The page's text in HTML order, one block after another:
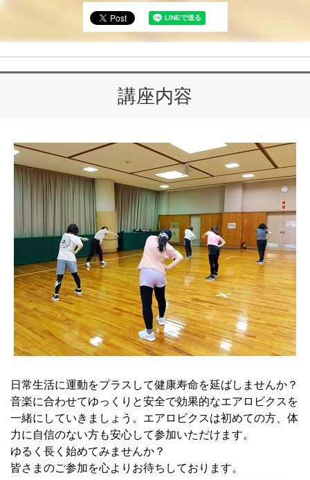
講座内容
日常生活に運動をプラスして健康寿命を延ばしませんか？
音楽に合わせてゆっくりと安全で効果的なエアロビクスを
一緒にしていきましょう。エアロビクスは初めての方、体
力に自信のない方も安心して参加いただけます。
ゆるく長く始めてみませんか？
皆さまのご参加を心よりお待ちしております。